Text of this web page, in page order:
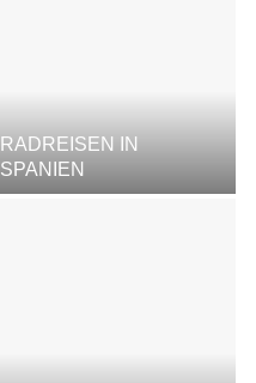
RADREISEN IN
SPANIEN